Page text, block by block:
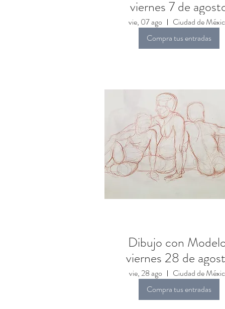
viernes 7 de
vie, 07 ago
Ciudad de
Compra tus entradas
Dibujo con
viernes 28 de
vie, 28 ago
Ciudad de
Compra tus entradas